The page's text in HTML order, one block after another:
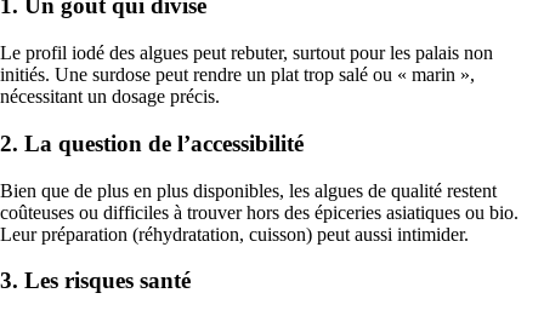
1. Un goût qui divise
Le profil iodé des algues peut rebuter, surtout pour les palais non
initiés. Une surdose peut rendre un plat trop salé ou « marin »,
nécessitant un dosage précis.
2. La question de l’accessibilité
Bien que de plus en plus disponibles, les algues de qualité restent
coûteuses ou difficiles à trouver hors des épiceries asiatiques ou bio.
Leur préparation (réhydratation, cuisson) peut aussi intimider.
3. Les risques santé